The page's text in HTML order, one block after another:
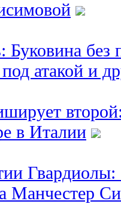
Буковина
атакой и
в Италии
Манчестер